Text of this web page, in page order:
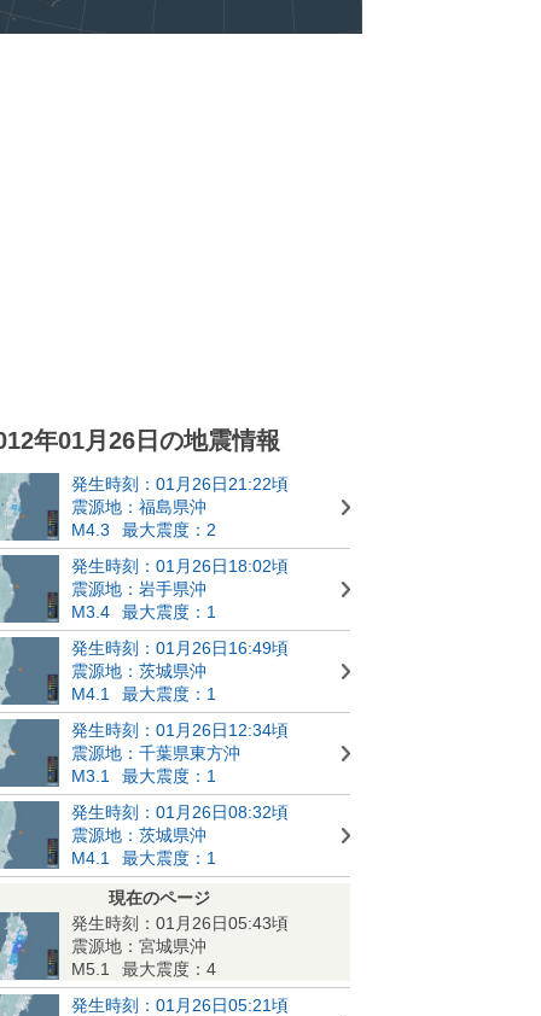
年01月26日の地震情報
発生時刻：01月26日21:22頃
震源地：福島県沖
M4.3
最大震度：2
発生時刻：01月26日18:02頃
震源地：岩手県沖
M3.4
最大震度：1
発生時刻：01月26日16:49頃
震源地：茨城県沖
M4.1
最大震度：1
発生時刻：01月26日12:34頃
震源地：千葉県東方沖
M3.1
最大震度：1
発生時刻：01月26日08:32頃
震源地：茨城県沖
M4.1
最大震度：1
現在のページ
発生時刻：01月26日05:43頃
震源地：宮城県沖
M5.1
最大震度：4
発生時刻：01月26日05:21頃